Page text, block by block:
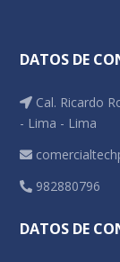
DATOS DE
Cal. Ricardo
- Lima - Lima
982880796
DATOS DE